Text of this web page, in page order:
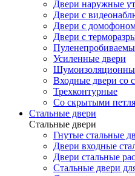
Двери наружные
Двери с
Двери с
Двери с
Усиленные двери
Входные двери со
Трехконтурные
Со скрытыми
Стальные двери
Стальные двери
Гнутые стальные
Двери входные
Двери стальные
Стальные двери